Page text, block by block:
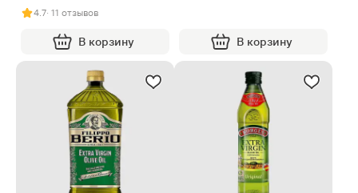
4.7· 11 отзывов
В корзину В корзину